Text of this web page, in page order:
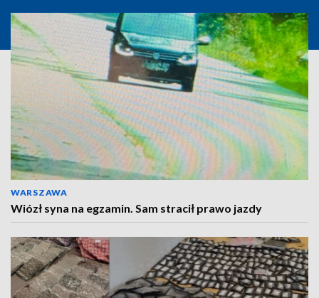
WARSZAWA
Wiózł syna na egzamin. Sam stracił prawo jazdy